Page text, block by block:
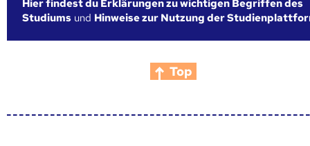
Hier findest du Erklärungen zu wichtigen Begriffen des
Studiums und Hinweise zur Nutzung der
Top